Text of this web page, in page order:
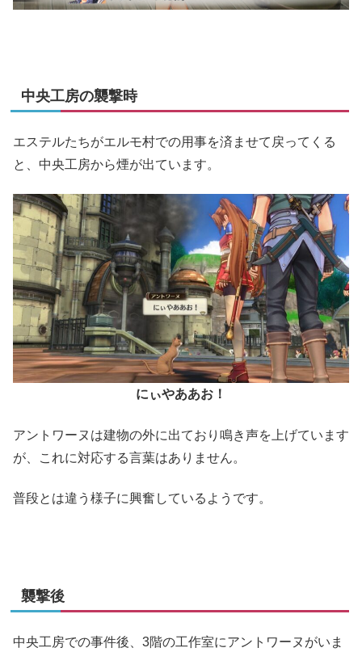
中央工房の襲撃時
エステルたちがエルモ村での用事を済ませて戻ってくる
と、中央工房から煙が出ています。
にぃやああお！
アントワーヌは建物の外に出ており鳴き声を上げています
が、これに対応する言葉はありません。
普段とは違う様子に興奮しているようです。
襲撃後
中央工房での事件後、3階の工作室にアントワーヌがいま